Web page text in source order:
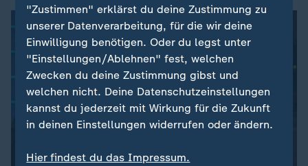
"Zustimmen" erklärst du deine Zustimmung zu
unserer Datenverarbeitung, für die wir deine
Einwilligung benötigen. Oder du legst unter
"Einstellungen/Ablehnen" fest, welchen
Zwecken du deine Zustimmung gibst und
welchen nicht. Deine Datenschutzeinstellungen
kannst du jederzeit mit Wirkung für die Zukunft
in deinen Einstellungen widerrufen oder ändern.
Hier findest du das Impressum.